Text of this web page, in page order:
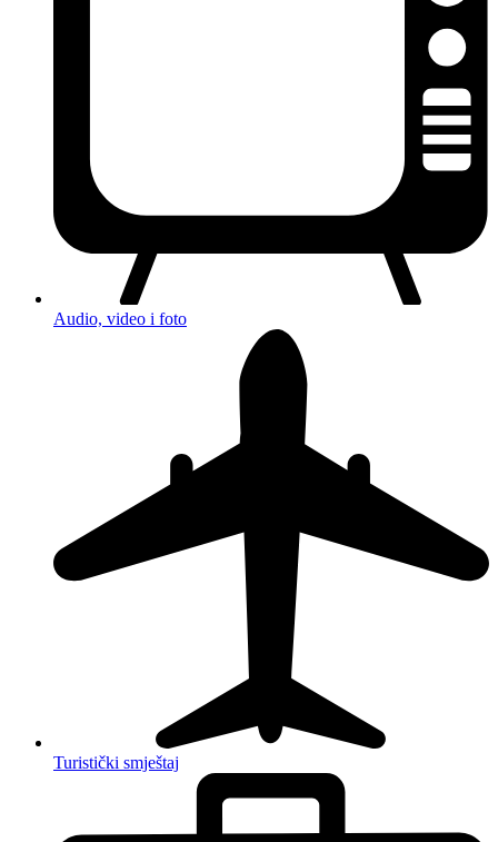
Audio, video i foto
Turistički smještaj